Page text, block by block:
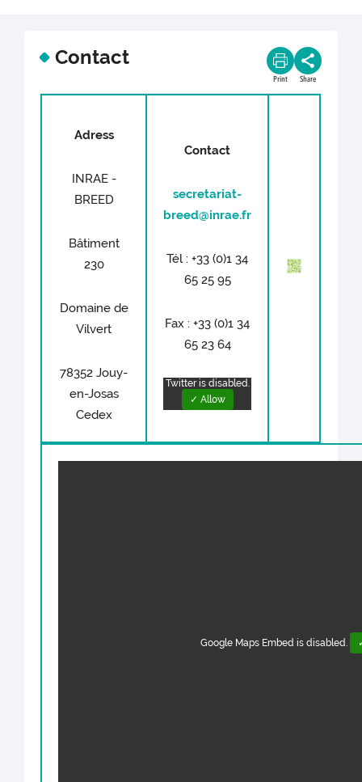
Contact
Print Share
Adress
INRAE -
BREED
Bâtiment
230
Domaine de
Vilvert
78352 Jouy-
en-Josas
Cedex
Contact
secretariat-
breed@inrae.fr
Tél : +33 (0)1 34
65 25 95
Fax : +33 (0)1 34
65 23 64
Twitter is disabled.
✓ Allow
Google Maps Embed is disabled.